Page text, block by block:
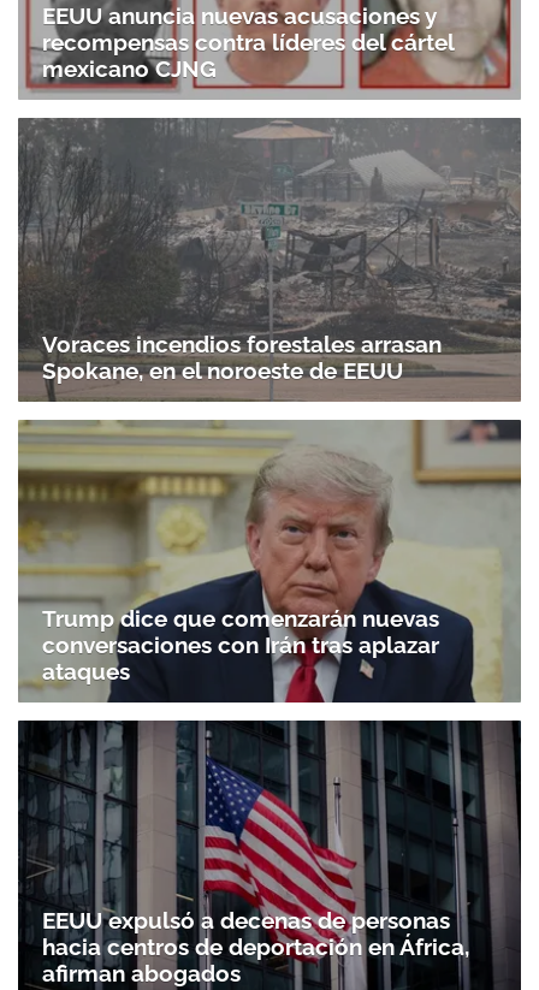
EEUU anuncia nuevas acusaciones y
recompensas contra líderes del cártel
mexicano CJNG
Voraces incendios forestales arrasan
Spokane, en el noroeste de EEUU
Trump dice que comenzarán nuevas
conversaciones con Irán tras aplazar
ataques
EEUU expulsó a decenas de personas
hacia centros de deportación en África,
afirman abogados